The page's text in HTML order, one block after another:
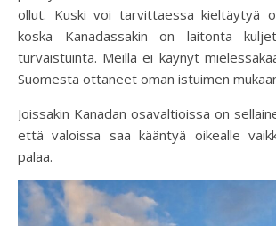
ollut. Kuski voi tarvittaessa kieltäytyä
koska Kanadassakin on laitonta
turvaistuinta. Meillä ei käynyt
Suomesta ottaneet oman istuimen
Joissakin Kanadan osavaltioissa on
että valoissa saa kääntyä oikealle
palaa.